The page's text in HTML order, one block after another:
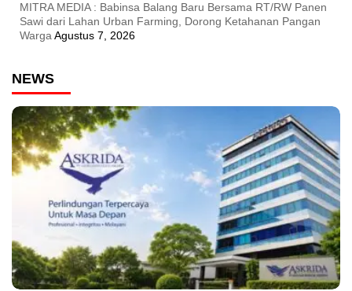
MITRA MEDIA : Babinsa Balang Baru Bersama RT/RW Panen
Sawi dari Lahan Urban Farming, Dorong Ketahanan Pangan
WargaAgustus 7, 2026
NEWS